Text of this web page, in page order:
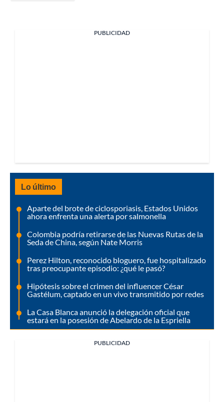
PUBLICIDAD
Lo último
Aparte del brote de ciclosporiasis, Estados Unidos
ahora enfrenta una alerta por salmonella
Colombia podría retirarse de las Nuevas Rutas de la
Seda de China, según Nate Morris
Perez Hilton, reconocido bloguero, fue hospitalizado
tras preocupante episodio: ¿qué le pasó?
Hipótesis sobre el crimen del influencer César
Gastélum, captado en un vivo transmitido por redes
La Casa Blanca anunció la delegación oficial que
estará en la posesión de Abelardo de la Espriella
PUBLICIDAD